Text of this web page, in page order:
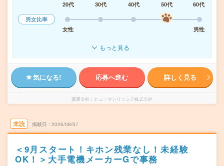
20代
30代 40代 50代
60代
男女比率
女性
男性
もっと見る
気になる! 応募へ進む 詳しく見る
派遣会社 ヒューマンリソシア株式会社
未読 掲載日 2026/08/07
＜9月スタート！キホン残業なし！未経験
OK！＞大手電機メーカーGで事務